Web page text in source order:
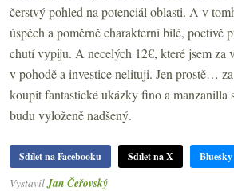
čerstvý pohled na potenciál oblasti. A v
úspěch a poměrně charakterní bílé, poctivě
chutí vypiju. A necelých 12€, které jsem za
v pohodě a investice nelituji. Jen prostě…
koupit fantastické ukázky fino a manzanilla
budu vyloženě nadšený.
Sdílet na Facebooku Sdílet na X Bluesky
Vystavil Jan Čeřovský